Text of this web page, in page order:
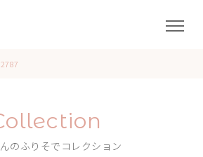
のふりそでコレクション